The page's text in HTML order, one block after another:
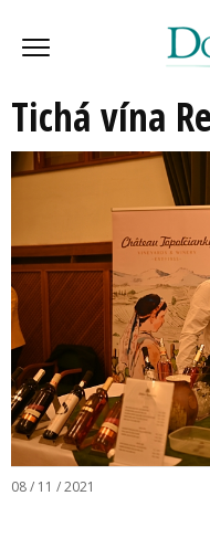
Tichá vína
08 / 11 / 2021